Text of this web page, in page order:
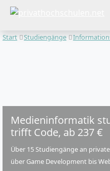
Start Studiengänge
Medieninformatik
trifft Code, ab 237 €
Über 15 Studiengänge an
über Game Development bis